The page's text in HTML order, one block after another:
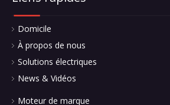
Domicile
À propos de nous
Solutions électriques
News & Vidéos
Moteur de marque